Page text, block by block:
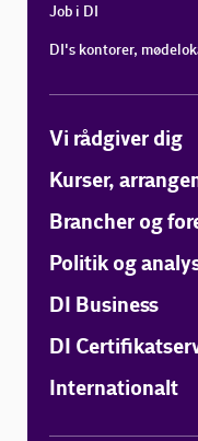
Job i DI
DI's kontorer,
Vi rådgiver dig
Kurser,
Brancher og
Politik og
DI Business
DI
Internationalt